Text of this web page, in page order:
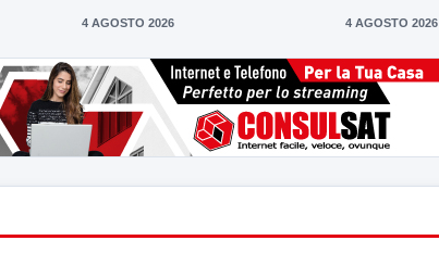
4 AGOSTO 2026 4 AGOSTO 2026